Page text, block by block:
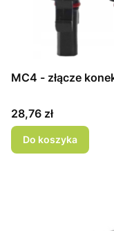
MC4 - złącze
Cena
28,76 zł
Do koszyka